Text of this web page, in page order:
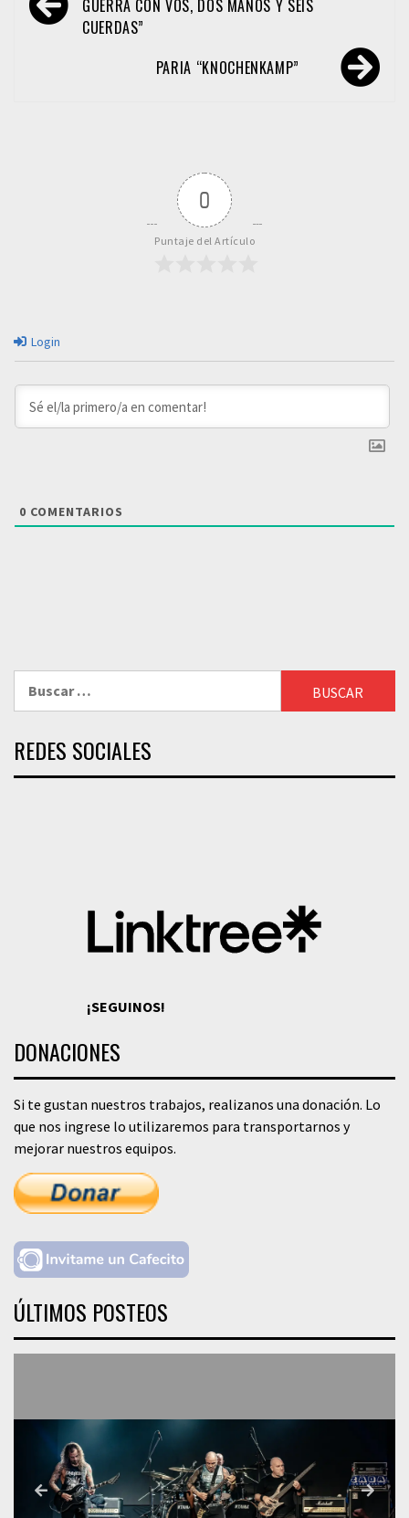
de
entradas
GUERRA CON VOS, DOS MANOS Y SEIS
CUERDAS”
PARIA “KNOCHENKAMP”
0
Puntaje del Artículo
Login
0 COMENTARIOS
REDES SOCIALES
¡SEGUINOS!
DONACIONES
Si te gustan nuestros trabajos, realizanos una donación. Lo
que nos ingrese lo utilizaremos para transportarnos y
mejorar nuestros equipos.
ÚLTIMOS POSTEOS